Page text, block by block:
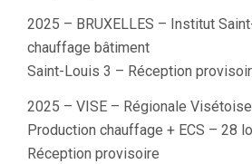
2025 – BRUXELLES – Institut
chauffage bâtiment
Saint-Louis 3 – Réception
2025 – VISE – Régionale
Production chauffage + ECS – 28
Réception provisoire